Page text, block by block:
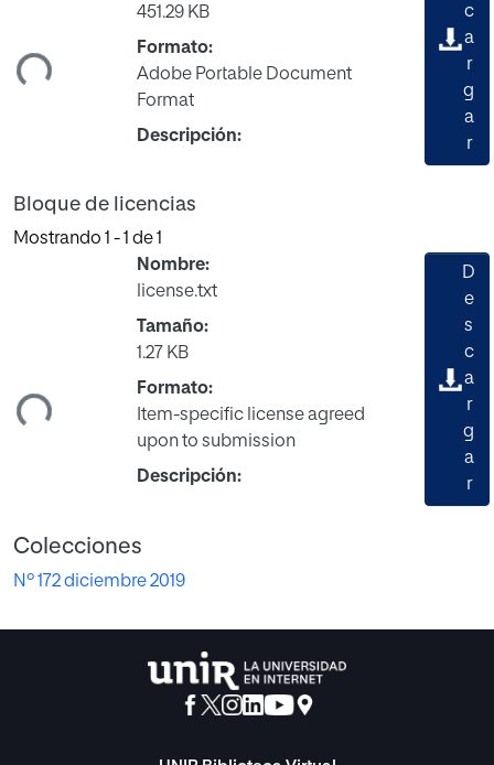
451.29 KB
Formato:
Adobe Portable Document
Format
Descripción:
c
a
r
g
a
r
Bloque de licencias
Mostrando 1 - 1 de 1
Nombre:
license.txt
Tamaño:
1.27 KB
Formato:
Item-specific license agreed
upon to submission
Descripción:
D
e
s
c
a
r
g
a
r
Colecciones
Nº 172 diciembre 2019